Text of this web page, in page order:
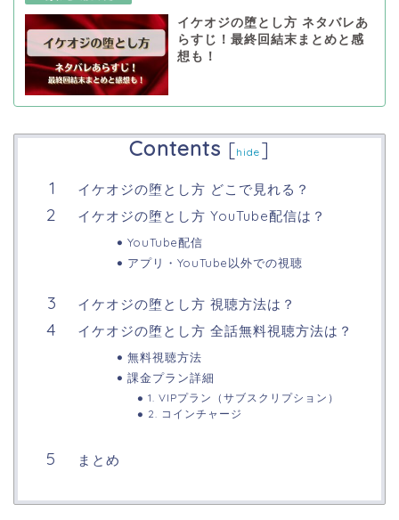
イケオジの堕とし方 ネタバレあ
らすじ！最終回結末まとめと感
想も！
Contents [hide ]
イケオジの堕とし方 どこで見れる？
イケオジの堕とし方 YouTube配信は？
YouTube配信
アプリ・YouTube以外での視聴
イケオジの堕とし方 視聴方法は？
イケオジの堕とし方 全話無料視聴方法は？
無料視聴方法
課金プラン詳細
1. VIPプラン（サブスクリプション）
2. コインチャージ
まとめ